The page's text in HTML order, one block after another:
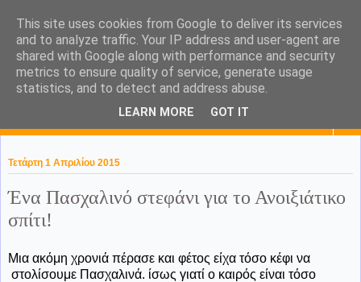
KaPa. Me without you...tea
without a biscuit!
Τετάρτη 1 Απριλίου 2015
Ένα Πασχαλινό στεφάνι για το Ανοιξιάτικο
σπίτι!
Μια ακόμη χρονιά πέρασε και φέτος είχα τόσο κέφι να
στολίσουμε Πασχαλινά. ίσως γιατί ο καιρός είναι τόσο
This site uses cookies from Google to deliver its services
and to analyze traffic. Your IP address and user-agent are
shared with Google along with performance and security
metrics to ensure quality of service, generate usage
statistics, and to detect and address abuse.
LEARN MORE GOT IT